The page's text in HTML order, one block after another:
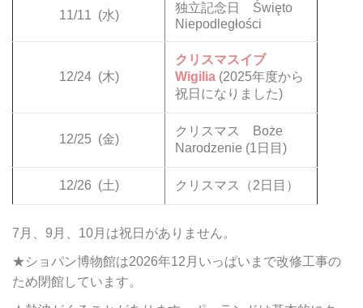
11/11 (水)
独立記念日 Święto
Niepodległości
12/24 (木)
クリスマスイブ
Wigilia (2025年度から
祝日になりました)
12/25 (金)
クリスマス Boże
Narodzenie (1日目)
12/26 (土) クリスマス（2日目）
7月、9月、10月は祝日がありません。
★ショパン博物館は2026年12月いっぱいまで改修工事の
ため閉館しています。